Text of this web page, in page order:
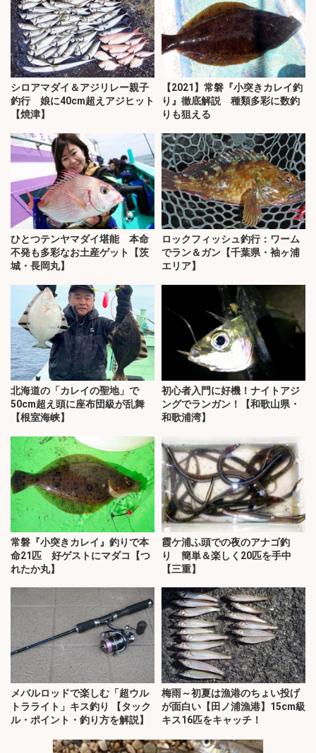
シロアマダイ＆アジリレー親子
釣行 娘に40cm超えアジヒット
【焼津】
【2021】常磐『小突きカレイ釣
り』徹底解説 種類多彩に数釣
りも狙える
ひとつテンヤマダイ堪能 本命
不発も多彩なお土産ゲット【茨
城・長岡丸】
ロックフィッシュ釣行：ワーム
でラン＆ガン【千葉県・袖ヶ浦
エリア】
北海道の「カレイの聖地」で
50cm超え頭に座布団級が乱舞
【根室海峡】
初心者入門に好機！ナイトアジ
ングでランガン！【和歌山県・
和歌浦湾】
常磐『小突きカレイ』釣りで本
命21匹 好ゲストにマダコ【つ
れたか丸】
霞ケ浦ふ頭での夜のアナゴ釣
り 簡単＆楽しく20匹を手中
【三重】
メバルロッドで楽しむ「超ウル
トラライト」キス釣り 【タック
ル・ポイント・釣り方を解説】
梅雨～初夏は漁港のちょい投げ
が面白い【田ノ浦漁港】15cm級
キス16匹をキャッチ！